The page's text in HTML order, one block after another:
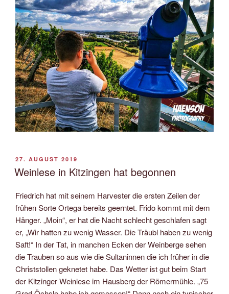
VERÖFFENTLICHT
AM
27. AUGUST 2019
Weinlese in Kitzingen hat begonnen
Friedrich hat mit seinem Harvester die ersten Zeilen der
frühen Sorte Ortega bereits geerntet. Frido kommt mit dem
Hänger. „Moin“, er hat die Nacht schlecht geschlafen sagt
er, „Wir hatten zu wenig Wasser. Die Träubl haben zu wenig
Saft!“ In der Tat, in manchen Ecken der Weinberge sehen
die Trauben so aus wie die Sultaninnen die ich früher in die
Christstollen geknetet habe. Das Wetter ist gut beim Start
der Kitzinger Weinlese im Hausberg der Römermühle. „75